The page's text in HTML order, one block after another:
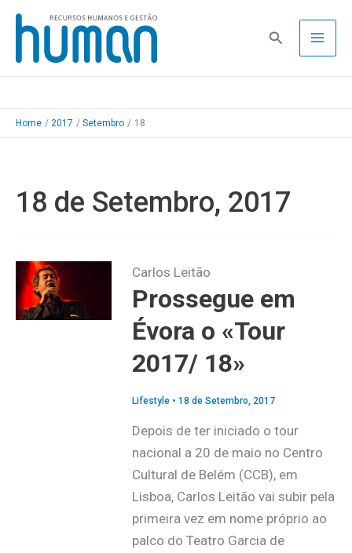
Skip
content
Pesquisa
Home 2017 Setembro 18
18 de Setembro, 2017
Carlos Leitão
Prossegue em
Évora o «Tour
2017/ 18»
Lifestyle• 18 de Setembro, 2017
Depois de ter iniciado o tour
nacional a 20 de maio no Centro
Cultural de Belém (CCB), em
Lisboa, Carlos Leitão vai subir pela
primeira vez em nome próprio ao
palco do Teatro Garcia de